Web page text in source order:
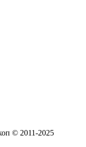
© 2011-2025